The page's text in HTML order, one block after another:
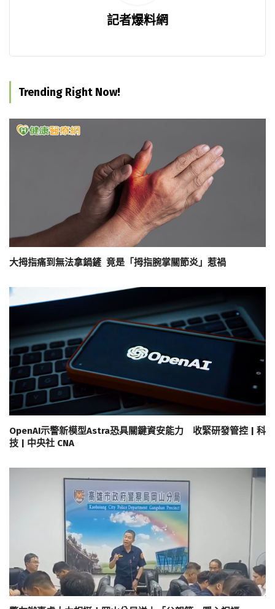
記者爆料網
Trending Right Now!
大拇指痛到無法拿鍋鏟 竟是「拇指腕掌關節炎」惹禍
OpenAI示警新模型Astra恐具關鍵資安能力 收緊研發管控 | 科
技 | 中央社 CNA